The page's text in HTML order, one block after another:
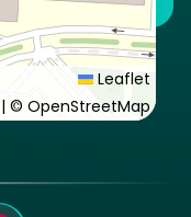
Leaflet
| © OpenStreetMap